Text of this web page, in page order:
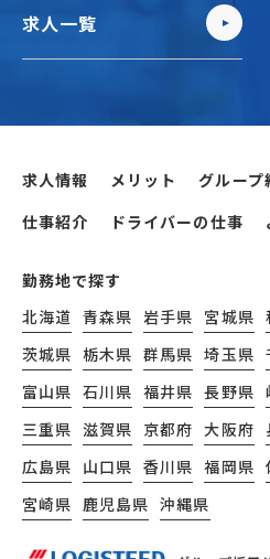
求人一覧
求人情報 メリット グループ
仕事紹介
ドライバーの仕事
勤務地で探す
北海道 青森県 岩手県 宮城県
茨城県 栃木県 群馬県 埼玉県
富山県 石川県 福井県 長野県
三重県 滋賀県 京都府 大阪府
広島県 山口県 香川県 福岡県
宮崎県 鹿児島県 沖縄県